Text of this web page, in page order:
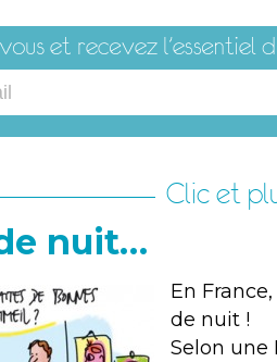
Clic et
nuit…
En
de nuit !
Selon une